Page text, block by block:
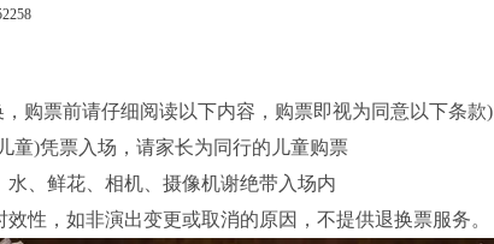
购票前请仔细阅读以下内容，购票即视为同意以下条款)
童)凭票入场，请家长为同行的儿童购票
水、鲜花、相机、摄像机谢绝带入场内
性，如非演出变更或取消的原因，不提供退换票服务。